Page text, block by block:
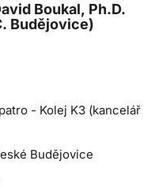
Boukal, Ph.D.
Budějovice)
- Kolej K3 (kancelář
Budějovice